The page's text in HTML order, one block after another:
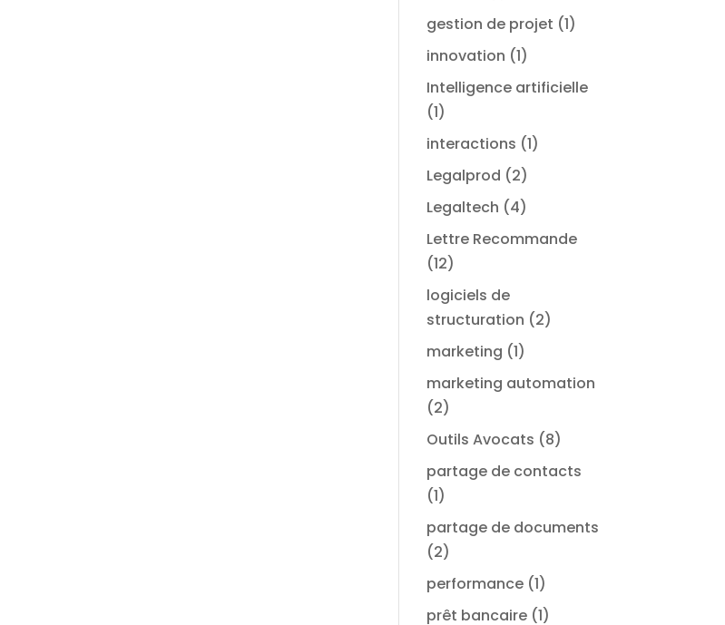
gestion de projet (1)
innovation (1)
Intelligence artificielle
(1)
interactions (1)
Legalprod (2)
Legaltech (4)
Lettre Recommande
(12)
logiciels de
structuration (2)
marketing (1)
marketing automation
(2)
Outils Avocats (8)
partage de contacts
(1)
partage de documents
(2)
performance (1)
prêt bancaire (1)